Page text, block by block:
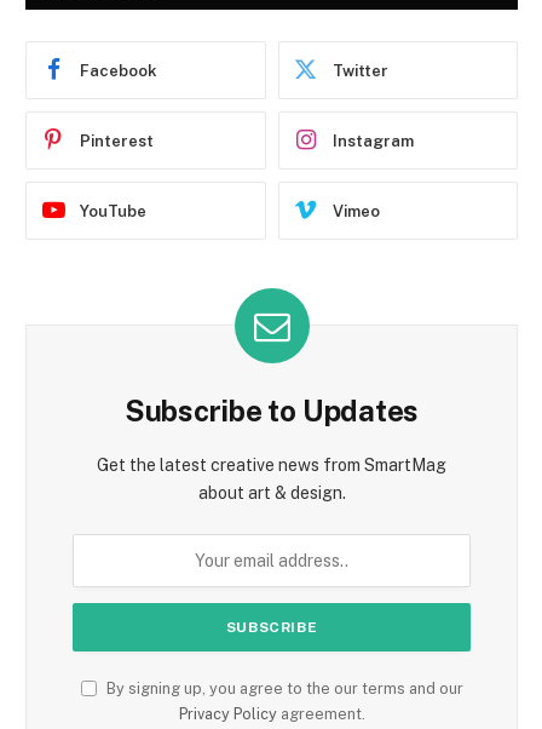
Facebook Twitter
Pinterest Instagram
YouTube Vimeo
Subscribe to Updates
Get the latest creative news from SmartMag
about art & design.
By signing up, you agree to the our terms and our
Privacy Policyagreement.